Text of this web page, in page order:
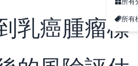
所有
乳癌腫瘤標